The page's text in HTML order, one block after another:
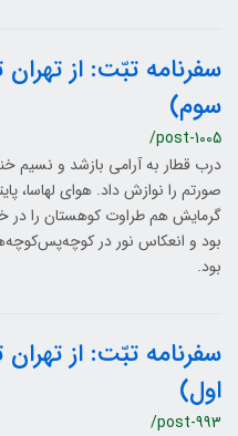
سفرنامه تبّت: از
سوم)
/post-1005
درب قطار به آرامی بازشد و نسیم
صورتم را نوازش داد. هوای
گرمایش هم طراوت کوهستان را در
بود و انعکاس نور در
بود.
سفرنامه تبّت: از
اول)
/post-993